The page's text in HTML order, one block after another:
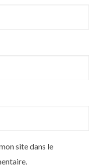
site dans le